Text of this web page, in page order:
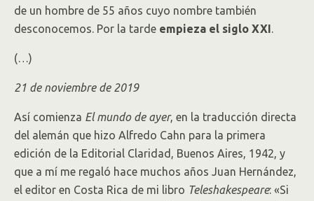
de un hombre de 55 años cuyo nombre también
desconocemos. Por la tarde empieza el siglo XXI.
(…)
21 de noviembre de 2019
Así comienza El mundo de ayer, en la traducción directa
del alemán que hizo Alfredo Cahn para la primera
edición de la Editorial Claridad, Buenos Aires, 1942, y
que a mí me regaló hace muchos años Juan Hernández,
el editor en Costa Rica de mi libro Teleshakespeare: «Si